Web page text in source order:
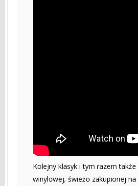
Kolejny klasyk i tym razem także
winylowej, świeżo zakupionej na